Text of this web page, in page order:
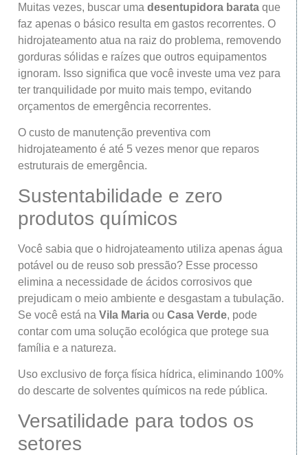
Muitas vezes, buscar uma desentupidora barata que
faz apenas o básico resulta em gastos recorrentes. O
hidrojateamento atua na raiz do problema, removendo
gorduras sólidas e raízes que outros equipamentos
ignoram. Isso significa que você investe uma vez para
ter tranquilidade por muito mais tempo, evitando
orçamentos de emergência recorrentes.
O custo de manutenção preventiva com
hidrojateamento é até 5 vezes menor que reparos
estruturais de emergência.
Sustentabilidade e zero
produtos químicos
Você sabia que o hidrojateamento utiliza apenas água
potável ou de reuso sob pressão? Esse processo
elimina a necessidade de ácidos corrosivos que
prejudicam o meio ambiente e desgastam a tubulação.
Se você está na Vila Maria ou Casa Verde, pode
contar com uma solução ecológica que protege sua
família e a natureza.
Uso exclusivo de força física hídrica, eliminando 100%
do descarte de solventes químicos na rede pública.
Versatilidade para todos os
setores